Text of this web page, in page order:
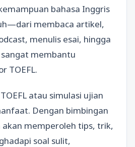
bahasa Inggris
membaca artikel,
menulis esai, hingga
membantu
TOEFL.
atau simulasi ujian
Dengan bimbingan
akan memperoleh tips, trik,
soal sulit,